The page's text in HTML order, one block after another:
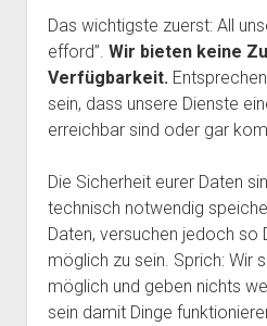
Anreise zum
Wer sind
Tour durch den
Tour durch den
Kontakt
Chat und Instant
Social
Telefon
Termine
CCC
Dienste und
Datenschutzerklärung und
Der
Das wichtigste zuerst: All
efford”. Wir bieten keine
Verfügbarkeit.
sein, dass unsere Dienste
erreichbar sind oder gar
Die Sicherheit eurer Daten
technisch notwendig
Daten, versuchen jedoch so
möglich zu sein. Sprich: Wir
möglich und geben nichts
sein damit Dinge